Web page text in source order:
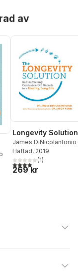
av
Longevity Solution
James DiNicolantonio
Häftad, 2019
4,0utav 5 stjärnor.
(1)
269 kr